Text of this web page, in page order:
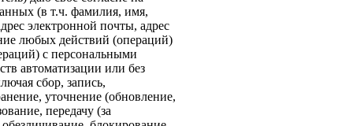
(в т.ч. фамилия, имя,
электронной почты, адрес
любых действий (операций)
с персональными
автоматизации или без
сбор, запись,
уточнение (обновление,
передачу (за